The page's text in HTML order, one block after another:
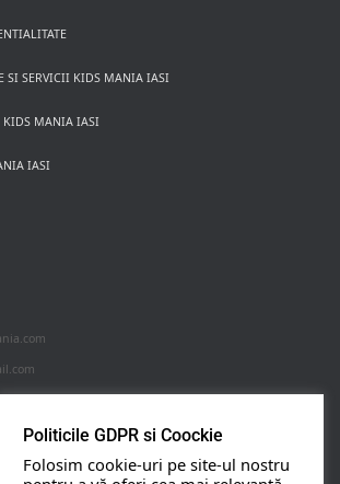
SI SERVICII KIDS MANIA IASI
MANIA IASI
IASI
Politicile GDPR si Coockie
Folosim cookie-uri pe site-ul nostru
sa vezi serviciile.